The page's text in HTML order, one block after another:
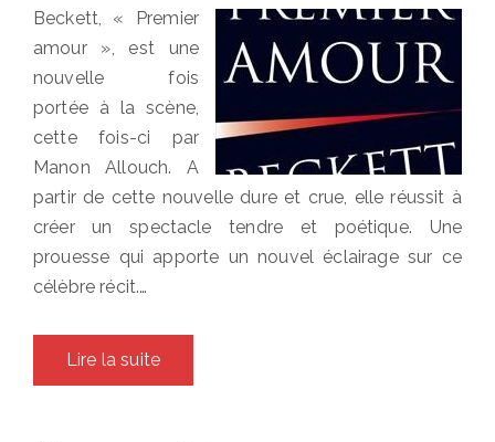
Beckett, « Premier
amour », est une
nouvelle fois
portée à la scène,
cette fois-ci par
Manon Allouch. A
partir de cette nouvelle dure et crue, elle réussit à
créer un spectacle tendre et poétique. Une
prouesse qui apporte un nouvel éclairage sur ce
célèbre récit.…
Lire la suite